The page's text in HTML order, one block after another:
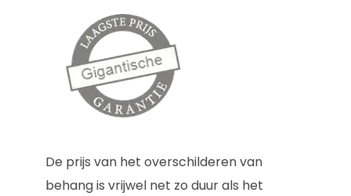
De prijs van het overschilderen van
behang is vrijwel net zo duur als het